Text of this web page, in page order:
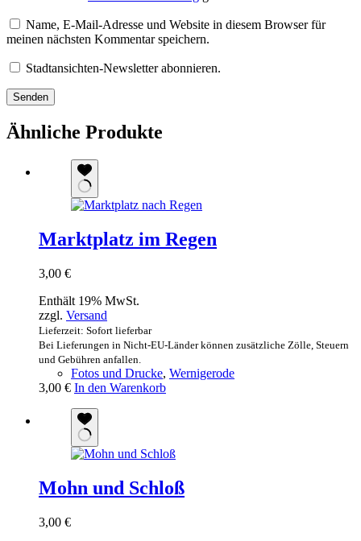
Name, E-Mail-Adresse und Website in diesem Browser für
meinen nächsten Kommentar speichern.
Stadtansichten-Newsletter abonnieren.
Senden
Ähnliche Produkte
Marktplatz im Regen
3,00 €
Enthält 19% MwSt.
zzgl. Versand
Lieferzeit: Sofort lieferbar
Bei Lieferungen in Nicht-EU-Länder können zusätzliche Zölle, Steuern
und Gebühren anfallen.
Fotos und Drucke, Wernigerode
3,00 € In den Warenkorb
Mohn und Schloß
3,00 €